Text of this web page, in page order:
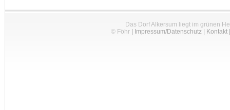
Das Dorf Alkersum liegt im grünen
© Föhr| Impressum/Datenschutz| Kontakt